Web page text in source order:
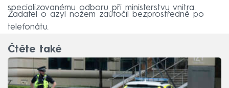
specializovanému odboru při ministerstvu vnitra.
Žadatel o azyl nožem zaútočil bezprostředně po
telefonátu.
Čtěte také